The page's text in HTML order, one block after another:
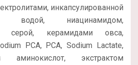
инкапсулированной
водой, ниацинамидом,
серой, керамидами овса,
PCA, PCA, Sodium Lactate,
аминокислот, экстрактом